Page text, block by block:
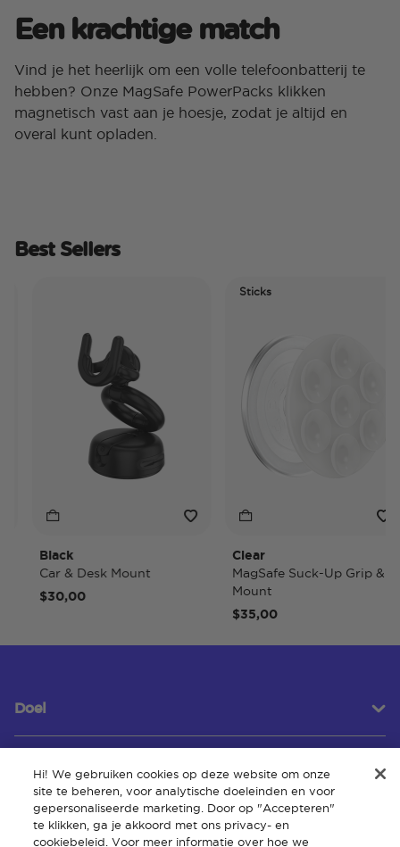
Een krachtige match
Vind je het heerlijk om een ​​volle telefoonbatterij te
hebben? Onze MagSafe PowerPacks klikken
magnetisch vast aan je hoesje, zodat je altijd en
overal kunt opladen.
Best Sellers
Black
Car & Desk Mount
$30,00
Sticks
Clear
MagSafe Suck-Up Grip &
Mount
$35,00
Doel
Klantenservice
Hi! We gebruiken cookies op deze website om onze
site te beheren, voor analytische doeleinden en voor
gepersonaliseerde marketing. Door op "Accepteren"
te klikken, ga je akkoord met ons privacy- en
cookiebeleid. Voor meer informatie over hoe we